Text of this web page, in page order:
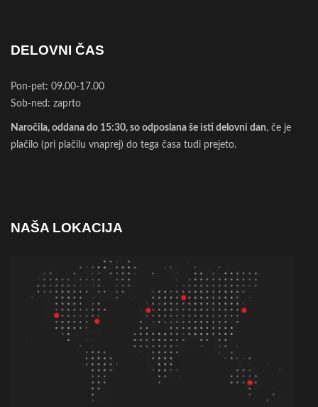
DELOVNI ČAS
Pon-pet: 09.00-17.00
Sob-ned: zaprto
Naročila, oddana do 15:30, so odposlana še isti delovni dan, če je
plačilo (pri plačilu vnaprej) do tega časa tudi prejeto.
NAŠA LOKACIJA